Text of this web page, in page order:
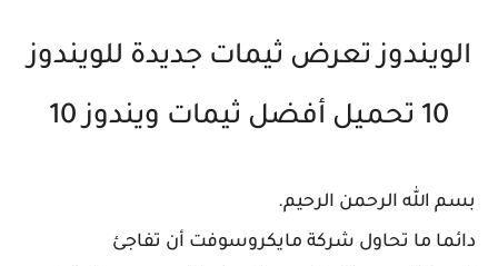
الويندوز تعرض ثيمات جديدة للويندوز
10 تحميل أفضل ثيمات ويندوز 10
بسم الله الرحمن الرحيم.
دائما ما تحاول شركة مايكروسوفت أن تفاجئ